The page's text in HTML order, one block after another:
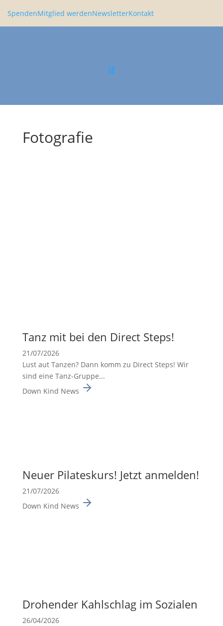
SpendenMitglied werdenNewsletterKontakt
Fotografie
Tanz mit bei den Direct Steps!
21/07/2026
Lust aut Tanzen? Dann komm zu Direct Steps! Wir
sind eine Tanz-Gruppe...
Down Kind News
Neuer Pilates­kurs! Jetzt anmelden!
21/07/2026
Down Kind News
Drohender Kahlschlag im Sozialen
26/04/2026